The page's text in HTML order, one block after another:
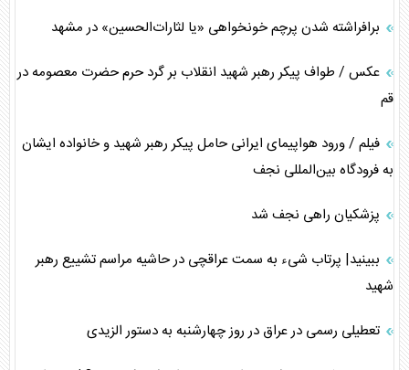
برافراشته شدن پرچم خونخواهی «یا لثارات‌الحسین» در مشهد
عکس / طواف پیکر رهبر شهید انقلاب بر گرد حرم حضرت معصومه در
قم
فیلم / ورود هواپیمای ایرانی حامل پیکر رهبر شهید و خانواده ایشان
به فرودگاه بین‌المللی نجف
پزشکیان راهی نجف شد
ببینید| پرتاب شیء به سمت عراقچی در حاشیه مراسم تشییع رهبر
شهید
تعطیلی رسمی در عراق در روز چهارشنبه به دستور الزیدی